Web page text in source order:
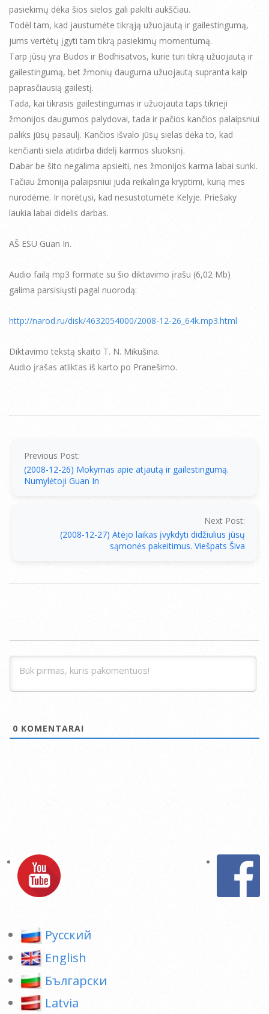
pasiekimų dėka šios sielos gali pakilti aukščiau.
Todėl tam, kad jaustumėte tikrąją užuojautą ir gailestingumą,
jums vertėtų įgyti tam tikrą pasiekimų momentumą.
Tarp jūsų yra Budos ir Bodhisatvos, kurie turi tikrą užuojautą ir
gailestingumą, bet žmonių dauguma užuojautą supranta kaip
paprasčiausią gailestį.
Tada, kai tikrasis gailestingumas ir užuojauta taps tikrieji
žmonijos daugumos palydovai, tada ir pačios kančios palaipsniui
paliks jūsų pasaulį. Kančios išvalo jūsų sielas dėka to, kad
kenčianti siela atidirba didelį karmos sluoksnį.
Dabar be šito negalima apsieiti, nes žmonijos karma labai sunki.
Tačiau žmonija palaipsniui juda reikalinga kryptimi, kurią mes
nurodėme. Ir norėtųsi, kad nesustotumėte Kelyje. Priešaky
laukia labai didelis darbas.
AŠ ESU Guan In.
Audio failą mp3 formate su šio diktavimo įrašu (6,02 Mb)
galima parsisiųsti pagal nuorodą:
http://narod.ru/disk/4632054000/2008-12-26_64k.mp3.html
Diktavimo tekstą skaito T. N. Mikušina.
Audio įrašas atliktas iš karto po Pranešimo.
Previous Post:
(2008-12-26) Mokymas apie atjautą ir gailestingumą.
Numylėtoji Guan In
Next Post:
(2008-12-27) Atėjo laikas įvykdyti didžiulius jūsų
sąmonės pakeitimus. Viešpats Šiva
0 KOMENTARAI
Pусский
English
Български
Latvia